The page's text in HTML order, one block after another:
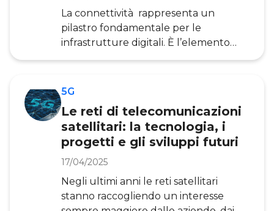
La connettività rappresenta un
pilastro fondamentale per le
infrastrutture digitali. È l’elemento
che abilita la circolazione dei dati e
dai Data Center agli oggetti connessi,
Nonostante questo ruolo centrale, in
Europa continua a essere percepita e
gestita prevalentemente come una
commodity. Questa impostazione si
riflette in una debolezza strutturale
del settore, che rischia di creare
rallentamenti negli investiment
5G
Le reti di telecomunicazioni
satellitari: la tecnologia, i
progetti e gli sviluppi futuri
17/04/2025
Negli ultimi anni le reti satellitari
stanno raccogliendo un interesse